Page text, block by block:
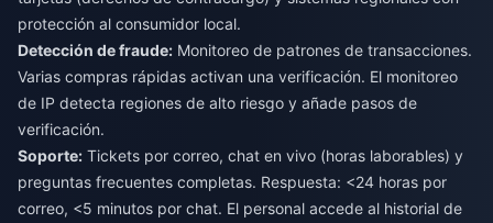
protección al consumidor local.
Detección de fraude: Monitoreo de patrones de transacciones.
Varias compras rápidas activan una verificación. El monitoreo
de IP detecta regiones de alto riesgo y añade pasos de
verificación.
Soporte: Tickets por correo, chat en vivo (horas laborables) y
preguntas frecuentes completas. Respuesta: <24 horas por
correo, <5 minutos por chat. El personal accede al historial de